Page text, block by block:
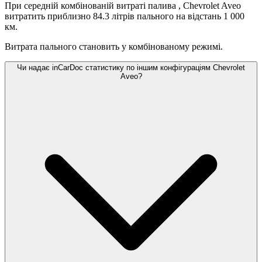
При середній комбінованій витраті палива , Chevrolet Aveo
витратить приблизно 84.3 літрів пального на відстань 1 000
км.
Витрата пального становить у комбінованому режимі.
Чи надає inCarDoc статистику по іншим конфігураціям Chevrolet
Aveo?